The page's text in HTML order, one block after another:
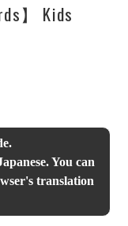
】 Kids
You can
translation